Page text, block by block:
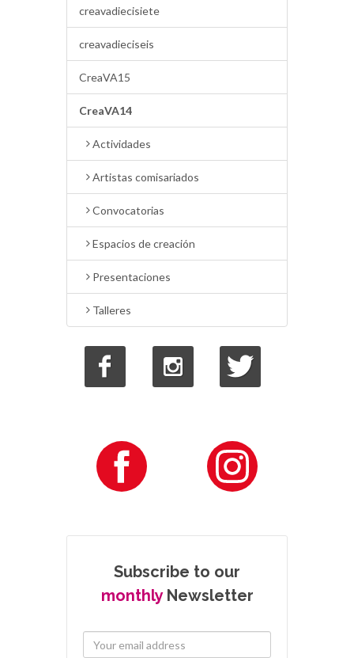
creavadiecisiete
creavadieciseis
CreaVA15
CreaVA14
Actividades
Artistas comisariados
Convocatorias
Espacios de creación
Presentaciones
Talleres
Subscribe to our
monthlyNewsletter